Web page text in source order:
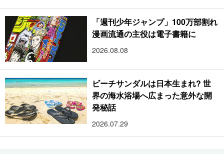
「週刊少年ジャンプ」100万部割れ
漫画流通の主役は電子書籍に
2026.08.08
ビーチサンダルは日本生まれ? 世
界の海水浴場へ広まった意外な開
発秘話
2026.07.29